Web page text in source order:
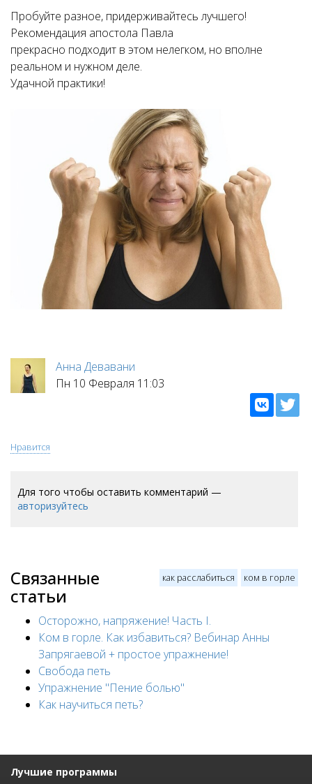
Пробуйте разное, придерживайтесь лучшего!
Рекомендация апостола Павла
прекрасно подходит в этом нелегком, но вполне
реальном и нужном деле.
Удачной практики!
Анна Девавани
Пн 10 Февраля 11:03
Нравится
Для того чтобы оставить комментарий —
авторизуйтесь
как расслабиться ком в горле
Связанные
статьи
Осторожно, напряжение! Часть I.
Ком в горле. Как избавиться? Вебинар Анны
Запрягаевой + простое упражнение!
Свобода петь
Упражнение "Пение болью"
Как научиться петь?
Лучшие программы